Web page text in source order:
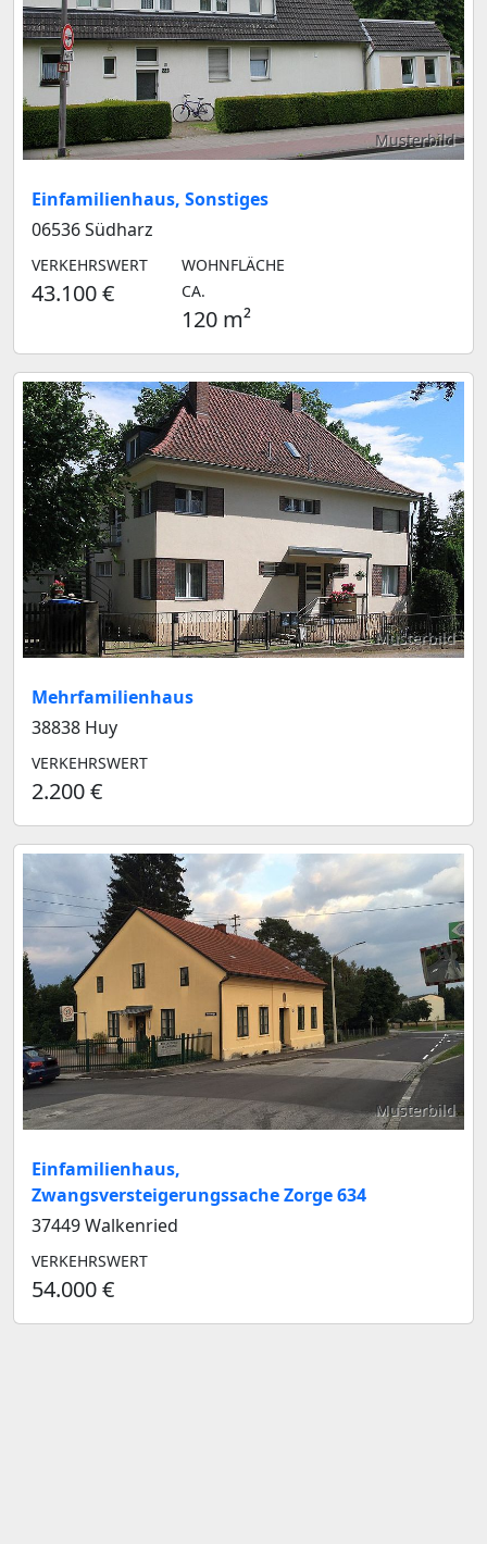
Musterbild
Einfamilienhaus, Sonstiges
06536 Südharz
VERKEHRSWERT
43.100 €
WOHNFLÄCHE
CA.
120 m²
Musterbild
Mehrfamilienhaus
38838 Huy
VERKEHRSWERT
2.200 €
Musterbild
Einfamilienhaus,
Zwangsversteigerungssache Zorge 634
37449 Walkenried
VERKEHRSWERT
54.000 €